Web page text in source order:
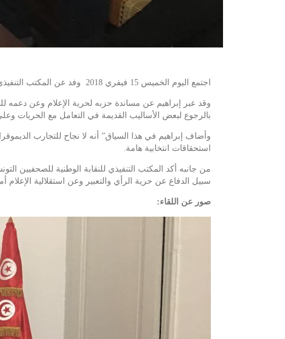
اجتمع اليوم الخميس 15 فيفري 2018 وفد عن المكتب التنفيذي للنقابة الوطنية للصحفيين التونسيين بممثلين عن حزب أفاق تونس يتقدمهم رئيس الحزب ياسين إبراهيم.
وقد عبر إبراهيم عن مساندة حزبه لحرية الإعلام وعن دعمه
بالرجوع لبعض الأساليب القديمة في التعامل مع الحريات
وأضاف إبراهيم في هذا السياق” أنه لا نجاح للتجارب
استحقاقات انتخابية هامة.
من جانبه أكد المكتب التنفيذي للنقابة الوطنية للصحفيين
سبيل الدفاع عن حرية الرأي والتعبير وعن استقلالية الإعلام
صور عن اللقاء: